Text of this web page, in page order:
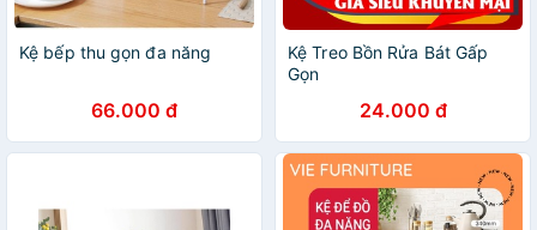
Kệ bếp thu gọn đa năng
66.000 đ
Kệ Treo Bồn Rửa Bát Gấp
Gọn
24.000 đ